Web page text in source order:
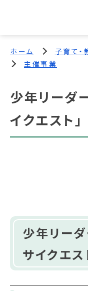
ホーム 子育て・
主催事業
少年リーダ
イクエスト」
少年リー
サイクエス